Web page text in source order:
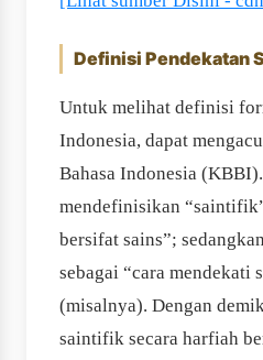
Definisi Pendekatan
Untuk melihat definisi
Indonesia, dapat
Bahasa Indonesia
mendefinisikan
bersifat sains”;
sebagai “cara mendekati
(misalnya). Dengan
saintifik secara harfiah